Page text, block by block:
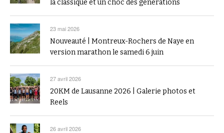
la classique et un choc des générations
23 mai 2026
Nouveauté | Montreux-Rochers de Naye en
version marathon le samedi 6 juin
27 avril 2026
20KM de Lausanne 2026 | Galerie photos et
Reels
26 avril 2026